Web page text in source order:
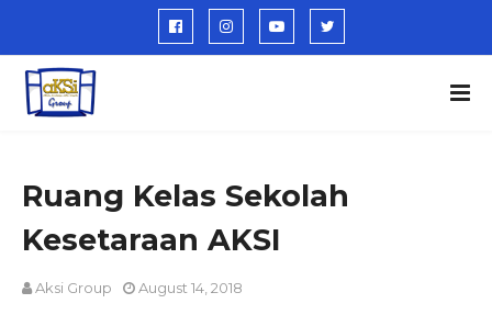
Ruang Kelas Sekolah
Kesetaraan AKSI
Aksi Group August 14, 2018